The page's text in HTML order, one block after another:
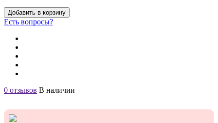
Добавить в корзину
Есть вопросы?
0 отзывов В наличии